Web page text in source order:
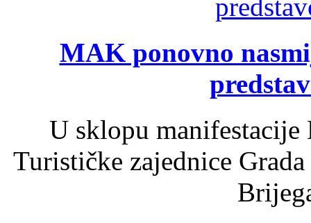
MAK ponovno
U sklopu
Turističke zajednice